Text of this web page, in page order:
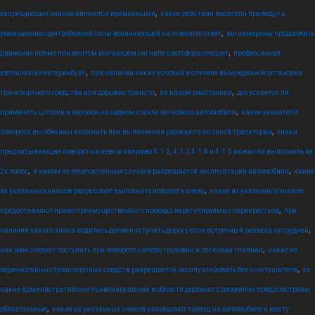
запрещающих знаков являются временными, какие действия водителя приведут к
уменьшению центробежной силы возникающей на повороте ответ, вы намерены продолжить
движение прямо при желтом мигающем сигнале светофора следует, профессионал
автошкола екатеринбург, при наличии каких условий в случаях вынужденной остановки
транспортного средства или дорожно транспо, на каком расстоянии, допускается ли
применять шторки и жалюзи на заднем стекле легкового автомобиля, какие указатели
поворота вы обязаны включить при выполнении разворота по такой траектории, знаки
предписывающие поворот на лево и направо 4.1.2, 4.1.3,4.1.4 и 4.1.5 можно ли выполнять из
2х полос, в каком из перечисленных случаев разрешается эксплуатация автомобиля, какие
из указанных знаков разрешают выполнить поворот налево, какие из указанных знаков
предоставляют право преимущественного проезда нерегулируемых перекрестков, при
наличии какого знака водитель должен уступить дорогу если встречный разъезд затруднен,
как вам следует поступить при повороте налево грузовик и легковая главная, какие из
перечисленных транспортных средств разрешается эксплуатировать без огнетушителя, за
какие административные правонарушения в области дорожного движения предусмотрены
обязательные, какие из указанных знаков разрешают проезд на автомобиле к месту